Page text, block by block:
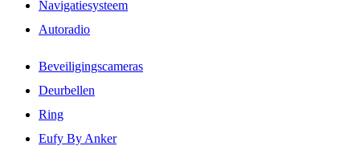
Navigatiesysteem
Autoradio
Beveiligingscameras
Deurbellen
Ring
Eufy By Anker